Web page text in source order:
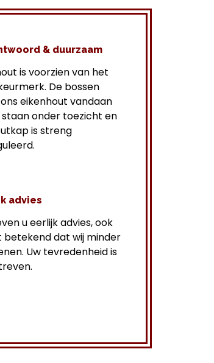
& duurzaam
is voorzien van het
De bossen
eikenhout vandaan
onder toezicht en
is streng
advies
u eerlijk advies, ook
betekend dat wij minder
Uw tevredenheid is